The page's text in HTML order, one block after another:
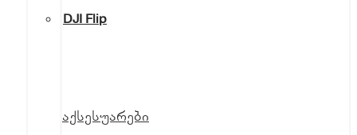
DJI Flip
აქსესუარები